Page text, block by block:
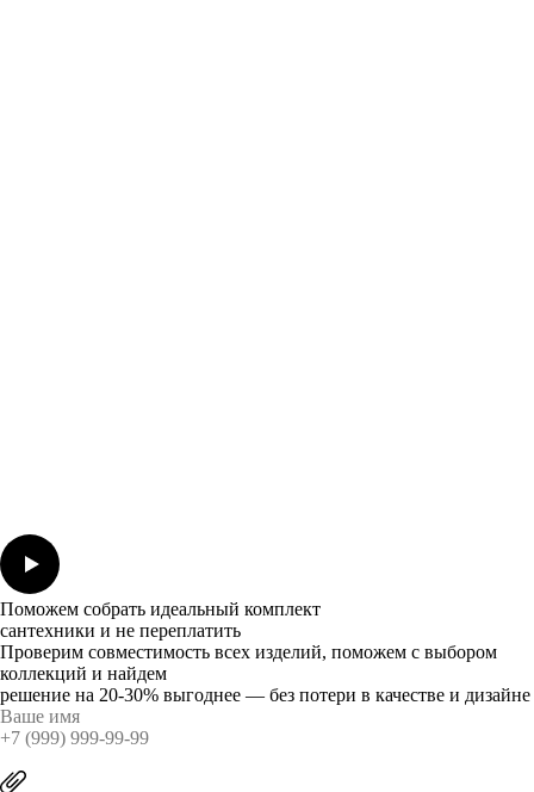
Поможем собрать идеальный комплект
сантехники и не переплатить
Проверим совместимость всех изделий, поможем с выбором
коллекций и найдем
решение на 20-30% выгоднее — без потери в качестве и дизайне